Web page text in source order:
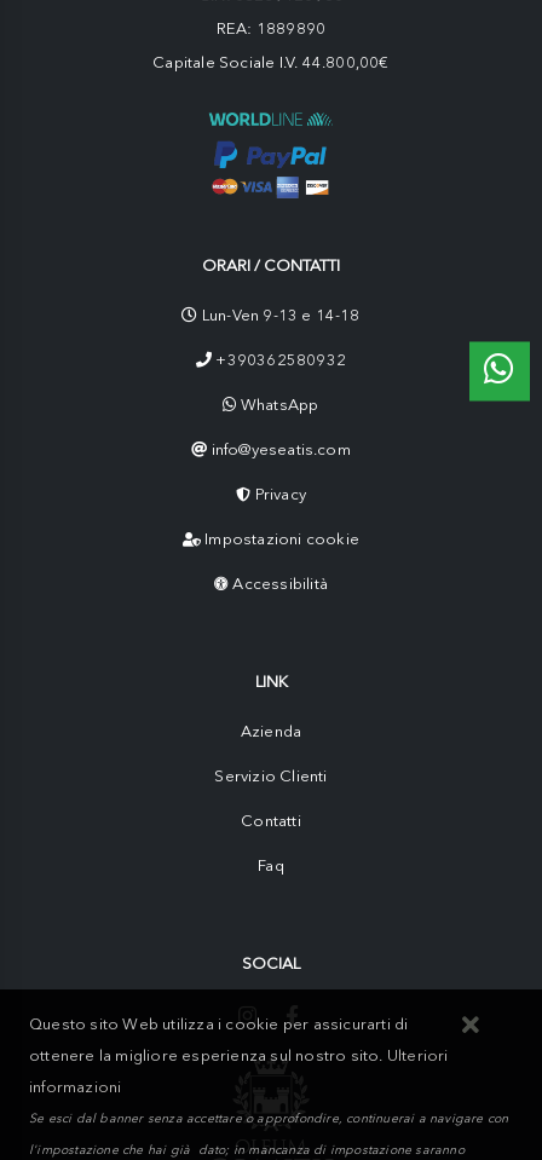
REA: 1889890
Capitale Sociale I.V. 44.800,00€
ORARI / CONTATTI
Lun-Ven 9-13 e 14-18
+390362580932
WhatsApp
info@yeseatis.com
Privacy
Impostazioni cookie
Accessibilità
LINK
Azienda
Servizio Clienti
Contatti
Faq
SOCIAL
Questo sito Web utilizza i cookie per assicurarti di
ottenere la migliore esperienza sul nostro sito. Ulteriori
informazioni
Se esci dal banner senza accettare o approfondire, continuerai a navigare con
l'impostazione che hai già dato; in mancanza di impostazione saranno